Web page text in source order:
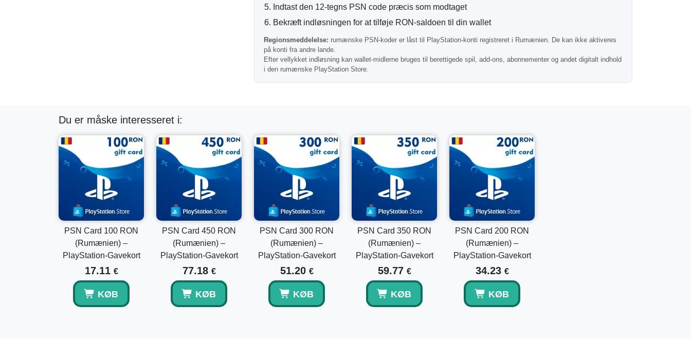
Ofte Stillede Spørgsmål
Kan jeg bruge dette kort til små DLC køb?
Ja, wallet midler kan bruges til berettigede DLC'er, tillæg og små digitale indhold.
Kan jeg kombinere det med min nuværende wallet saldo?
Ja, det indløste beløb tilføjes til dine eksisterende PlayStation wallet midler.
Indtast den 12-tegns PSN code præcis som modtaget
Bekræft indløsningen for at tilføje RON-saldoen til din wallet
Regionsmeddelelse: rumænske PSN-koder er låst til PlayStation-konti registreret i Rumænien. De kan ikke aktiveres
på konti fra andre lande.
Efter vellykket indløsning kan wallet-midlerne bruges til berettigede spil, add-ons, abonnementer og andet digitalt indhold
i den rumænske PlayStation Store.
Du er måske interesseret i:
PSN Card 100 RON
(Rumænien) –
PlayStation-Gavekort
17.11 €
KØB
PSN Card 450 RON
(Rumænien) –
PlayStation-Gavekort
77.18 €
KØB
PSN Card 300 RON
(Rumænien) –
PlayStation-Gavekort
51.20 €
KØB
PSN Card 350 RON
(Rumænien) –
PlayStation-Gavekort
59.77 €
KØB
PSN Card 200 RON
(Rumænien) –
PlayStation-Gavekort
34.23 €
KØB